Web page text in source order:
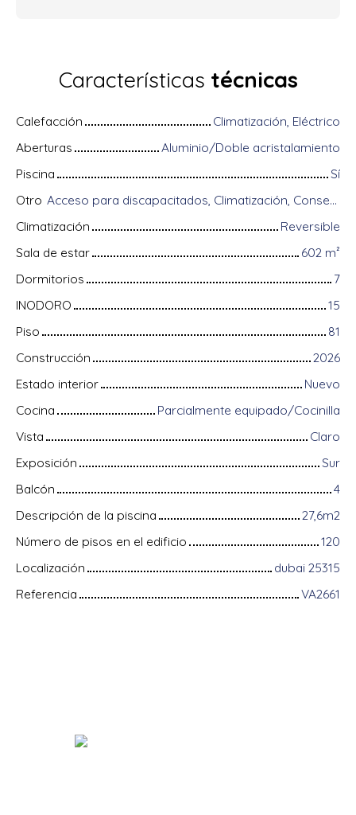
Características técnicas
Calefacción
Climatización, Eléctrico
Aberturas
Aluminio/Doble acristalamiento
Piscina
Sí
Otro
Acceso para discapacitados, Climatización, Conserje, Equipos domóticos, Fibra óptica, Portón motorizado, Puerta blindada, Sistema de alarma, Videófono
Climatización
Reversible
Sala de estar
602 m²
Dormitorios
7
INODORO
15
Piso
81
Construcción
2026
Estado interior
Nuevo
Cocina
Parcialmente equipado/Cocinilla
Vista
Claro
Exposición
Sur
Balcón
4
Descripción de la piscina
27,6m2
Número de pisos en el edificio
120
Localización
dubai 25315
Referencia
VA2661